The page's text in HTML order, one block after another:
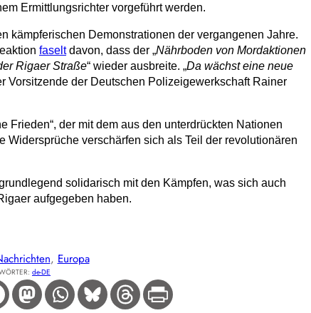
Ermittlungsrichter vorgeführt werden.
kämpferischen Demonstrationen der vergangenen Jahre.
faseltdavon, dass der „Nährboden von Mordaktionen
Rigaer Straße“ wieder ausbreite. „Da wächst eine neue
Vorsitzende der Deutschen Polizeigewerkschaft Rainer
Frieden“, der mit dem aus den unterdrückten Nationen
Widersprüche verschärfen sich als Teil der revolutionären
solidarisch mit den Kämpfen, was sich auch
aufgegeben haben.
, Europa
de-DE